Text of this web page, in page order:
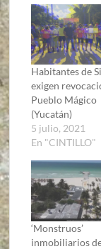
Habitantes de
exigen
Pueblo Mágico
(Yucatán)
5 julio, 2021
En "CINTILLO"
‘Monstruos’
inmobiliarios